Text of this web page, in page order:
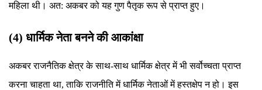
महिला थी। अत: अकबर को यह गुण पैतृक रूप से प्राप्त हुए।
(4) धार्मिक नेता बनने की आकांक्षा
अकबर राजनैतिक क्षेत्र के साथ-साथ धार्मिक क्षेत्र में भी सर्वोच्चता प्राप्त
करना चाहता था, ताकि राजनीति में धार्मिक नेताओं में हस्तक्षेप न हो। इस